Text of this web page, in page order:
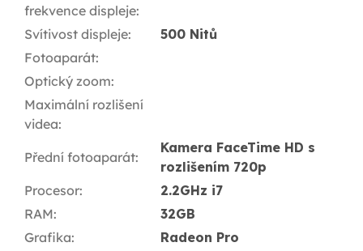
frekvence displeje:
Svítivost displeje:
500 Nitů
Fotoaparát:
Optický zoom:
Maximální rozlišení
videa:
Přední fotoaparát:
Kamera FaceTime HD s
rozlišením 720p
Procesor:
2.2GHz i7
RAM:
32GB
Grafika:
Radeon Pro